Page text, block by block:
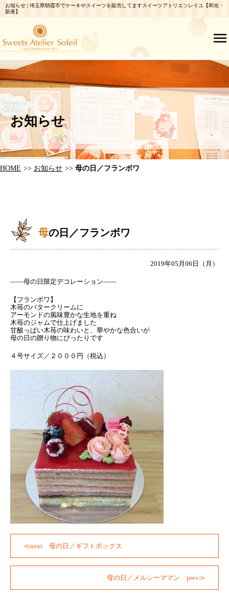
お知らせ | 埼玉県朝霞市でケーキやスイーツを販売してますスイーツアトリエソレイユ【和光・
新座】
お知らせ
HOME お知らせ 母の日／フランボワ
母の日／フランボワ
2019年05月06日（月）
――母の日限定デコレーション――
【フランボワ】
木苺のバタークリームに
アーモンドの風味豊かな生地を重ね
木苺のジャムで仕上げました
甘酸っぱい木苺の味わいと、華やかな色合いが
母の日の贈り物にぴったりです
４号サイズ／２０００円（税込）
母の日／ギフトボックス
母の日／メルシーママン